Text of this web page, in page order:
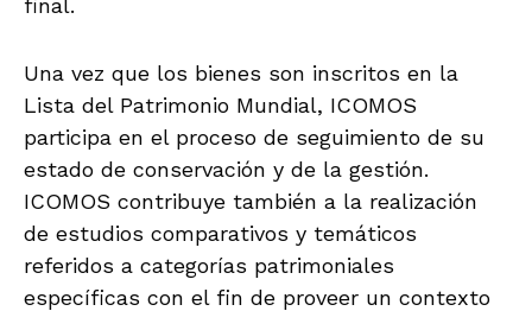
final.
Una vez que los bienes son inscritos en la
Lista del Patrimonio Mundial, ICOMOS
participa en el proceso de seguimiento de su
estado de conservación y de la gestión.
ICOMOS contribuye también a la realización
de estudios comparativos y temáticos
referidos a categorías patrimoniales
específicas con el fin de proveer un contexto